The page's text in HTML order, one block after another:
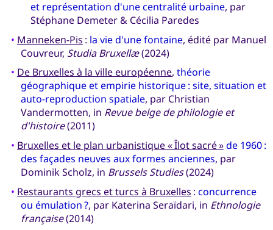
et représentation d'une centralité urbaine, par
Stéphane Demeter & Cécilia Paredes
• Manneken-Pis : la vie d'une fontaine, édité par Manuel
Couvreur, Studia Bruxellæ(2024)
• De Bruxelles à la ville européenne, théorie
géographique et empirie historique : site, situation et
auto-reproduction spatiale, par Christian
Vandermotten, in Revue belge de philologie et
d'histoire(2011)
• Bruxelles et le plan urbanistique « Îlot sacré »de 1960 :
des façades neuves aux formes anciennes, par
Dominik Scholz, in Brussels Studies(2024)
• Restaurants grecs et turcs à Bruxelles : concurrence
ou émulation ?, par Katerina Seraïdari, in Ethnologie
française(2014)